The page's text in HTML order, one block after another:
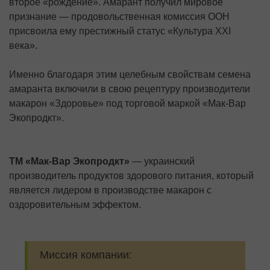
второе «рождение». Амарант получил мировое
признание — продовольствен­ная комиссия ООН
присвоила ему престижный статус «Культура XXI
века».
Именно благодаря этим целебным свойствам семена
амаранта включили в свою рецептуру производители
макарон «Здоровье» под торговой маркой «Мак-Вар
Экопродкт».
ТМ «Мак-Вар Экопродкт» — украинский
производитель продуктов здорового питания, который
является лидером в производстве макарон с
оздоровительным эффектом.
Миссия компании: